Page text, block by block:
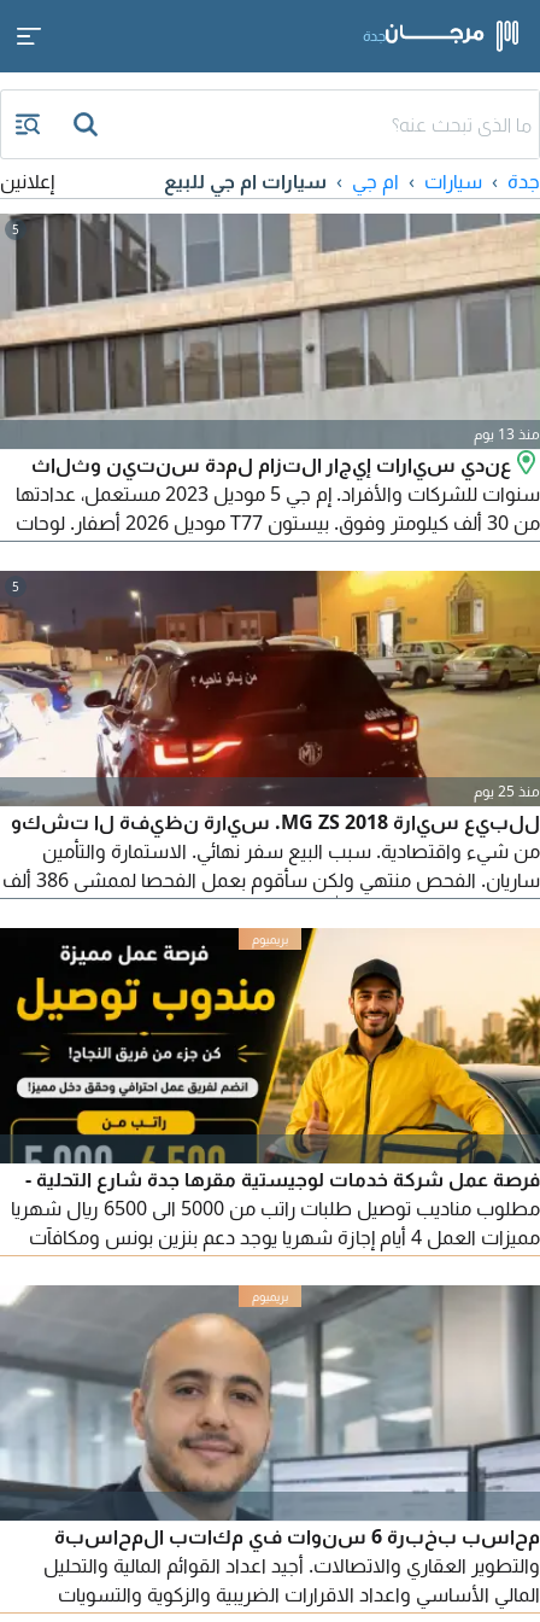
جدة
جدة سيارات ام جي سيارات ام جي للبيع إعلانين
5
منذ 13 يوم
عندي سيارات إيجار التزام لمدة سنتين وثلاث
سنوات للشركات والأفراد. إم جي 5 موديل 2023 مستعمل، عدادتها
من 30 ألف كيلومتر وفوق. بيستون T77 موديل 2026 أصفار. لوحات
5
منذ 25 يوم
للبيع سيارة MG ZS 2018. سيارة نظيفة لا تشكو
من شيء واقتصادية. سبب البيع سفر نهائي. الاستمارة والتأمين
ساريان. الفحص منتهي ولكن سأقوم بعمل الفحصا لممشى 386 ألف
للتواصل واتساب. السيارة في جدة قربش عند الرومانسية
فرصة عمل شركة خدمات لوجيستية مقرها جدة شارع التحلية -
مطلوب مناديب توصيل طلبات راتب من 5000 الى 6500 ريال شهريا
مميزات العمل 4 أيام إجازة شهريا يوجد دعم بنزين بونس ومكافآت
حسب الأداء وتحقيق التارجت الشهري الشروط امتلاك سيارة خاصة
الالتزام والانضباط في العمل حسن التعامل مع العملاء للتقديم
والاستفسار تواصل معنا عبر
محاسب بخبرة 6 سنوات في مكاتب المحاسبة
والتطوير العقاري والاتصالات. أجيد اعداد القوائم المالية والتحليل
المالي الأساسي واعداد الاقرارات الضريبية والزكوية والتسويات